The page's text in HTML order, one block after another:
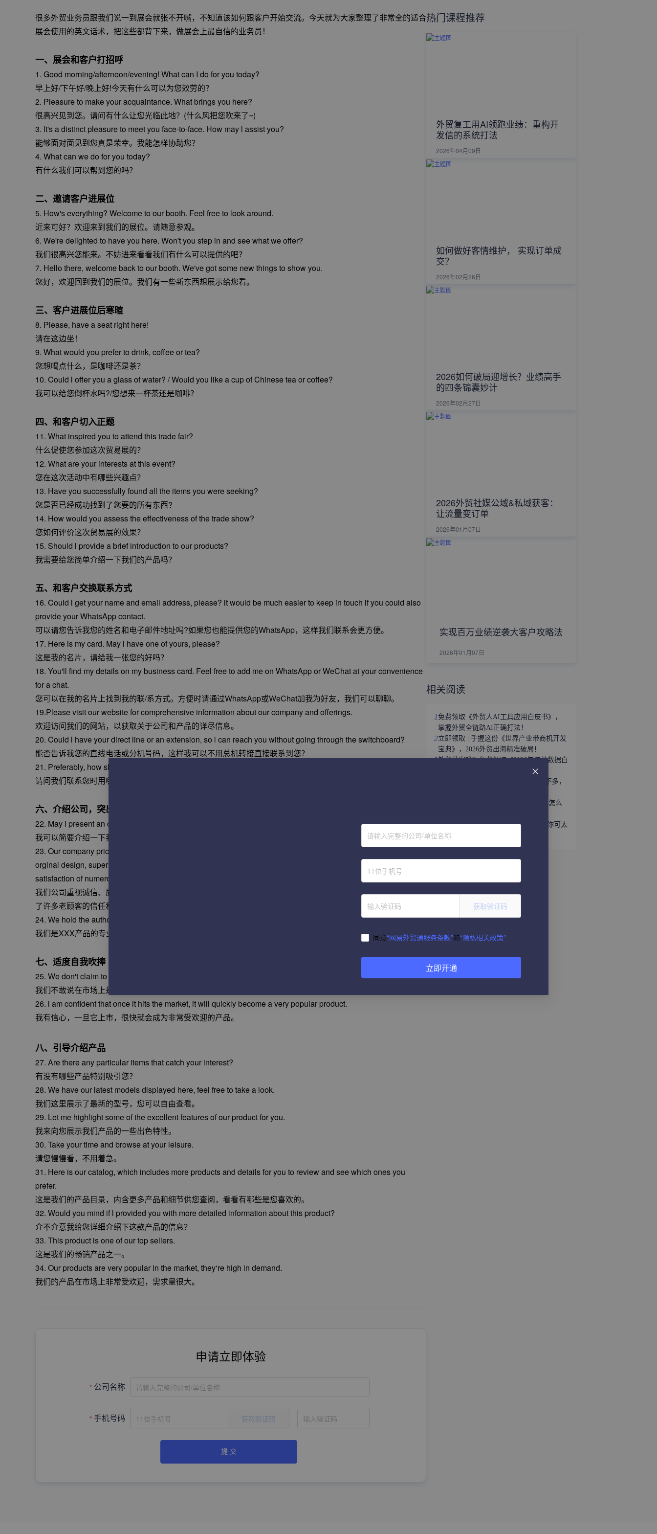
很多外贸业务员跟我们说一到展会就张不开嘴，不知道该如何跟客户开始交流。今天就为大家整理了非常全的适合
展会使用的英文话术，把这些都背下来，做展会上最自信的业务员！
一、展会和客户打招呼
1. Good morning/afternoon/evening! What can I do for you today?
早上好/下午好/晚上好!今天有什么可以为您效劳的？
2. Pleasure to make your acquaintance. What brings you here?
很高兴见到您。请问有什么让您光临此地？(什么风把您吹来了~)
3. lt's a distinct pleasure to meet you face-to-face. How may l assist you?
能够面对面见到您真是荣幸。我能怎样协助您？
4. What can we do for you today?
有什么我们可以帮到您的吗？
二、邀请客户进展位
5. How's everything? Welcome to our booth. Feel free to look around.
近来可好？欢迎来到我们的展位。请随意参观。
6. We're delighted to have you here. Won't you step in and see what we offer?
我们很高兴您能来。不妨进来看看我们有什么可以提供的吧？
7. Hello there, welcome back to our booth. We've got some new things to show you.
您好，欢迎回到我们的展位。我们有一些新东西想展示给您看。
三、客户进展位后寒暄
8. Please, have a seat right here!
请在这边坐！
9. What would you prefer to drink, coffee or tea?
您想喝点什么，是咖啡还是茶？
10. Could l offer you a glass of water? / Would you like a cup of Chinese tea or coffee?
我可以给您倒杯水吗?/您想来一杯茶还是咖啡？
四、和客户切入正题
11. What inspired you to attend this trade fair?
什么促使您参加这次贸易展的？
12. What are your interests at this event?
您在这次活动中有哪些兴趣点？
13. Have you successfully found all the items you were seeking?
您是否已经成功找到了您要的所有东西?
14. How would you assess the effectiveness of the trade show?
您如何评价这次贸易展的效果？
15. Should l provide a brief introduction to our products?
我需要给您简单介绍一下我们的产品吗？
五、和客户交换联系方式
16. Could l get your name and email address, please? lt would be much easier to keep in touch if you could also
provide your WhatsApp contact.
可以请您告诉我您的姓名和电子邮件地址吗?如果您也能提供您的WhatsApp，这样我们联系会更方便。
17. Here is my card. May l have one of yours, please?
这是我的名片，请给我一张您的好吗？
18. You'll find my details on my business card. Feel free to add me on WhatsApp or WeChat at your convenience
for a chat.
您可以在我的名片上找到我的联/系方式。方便时请通过WhatsApp或WeChat加我为好友，我们可以聊聊。
19.Please visit our website for comprehensive information about our company and offerings.
欢迎访问我们的网站，以获取关于公司和产品的详尽信息。
20. Could l have your direct line or an extension, so l can reach you without going through the switchboard?
能否告诉我您的直线电话或分机号码，这样我可以不用总机转接直接联系到您？
21. Preferably, how should we contact you - by mobile or landline?
请问我们联系您时用哪个电话号码更合适，是手机还是座机？
六、介绍公司，突出优势
22. May l present an overview of our company and the products we offer?
我可以简要介绍一下我们的公司和产品吗？
23. Our company pricioritizes commitment, quality assurance, and product safety. By sticking to our core value of
orginal design, superior quality, fair pricing, and outstanding reputation and service, we 've earned the trust and
satisfaction of numerous longstanding clients.
我们公司重视诚信、质量管理与产品安全，坚持原创设计、优质、价格公道以及卓越声誉和服务的宗旨，因此赢得
了许多老顾客的信任和满意。
24. We hold the authorization as a professional manufacturer and distributor for XXX products.
我们是XXX产品的专业制造商和授权经销商。
七、适度自我吹捧
25. We don't claim to be the least expensive in the market, but we do pride ourselves on providing good quality.
我们不敢说在市场上是价格最低的，但我们确实自信于所提供的良好品质。
26. l am confident that once it hits the market, it will quickly become a very popular product.
我有信心，一旦它上市，很快就会成为非常受欢迎的产品。
八、引导介绍产品
27. Are there any particular items that catch your interest?
有没有哪些产品特别吸引您？
28. We have our latest models displayed here, feel free to take a look.
我们这里展示了最新的型号，您可以自由查看。
29. Let me highlight some of the excellent features of our product for you.
我来向您展示我们产品的一些出色特性。
30. Take your time and browse at your leisure.
请您慢慢看，不用着急。
31. Here is our catalog, which includes more products and details for you to review and see which ones you
prefer.
这是我们的产品目录，内含更多产品和细节供您查阅，看看有哪些是您喜欢的。
32. Would you mind if l provided you with more detailed information about this product?
介不介意我给您详细介绍下这款产品的信息？
33. This product is one of our top sellers.
这是我们的畅销产品之一。
34. Our products are very popular in the market, they‘re high in demand.
我们的产品在市场上非常受欢迎，需求量很大。
申请立即体验
公司名称 请输入完整的公司/单位名称
手机号码 获取验证码
提 交
热门课程推荐
外贸复工用AI领跑业绩：重构开
发信的系统打法
2026年04月09日
如何做好客情维护， 实现订单成
交？
2026年02月26日
2026如何破局迎增长？业绩高手
的四条锦囊妙计
2026年02月27日
2026外贸社媒公域&私域获客：
让流量变订单
2026年01月07日
实现百万业绩逆袭大客户攻略法
2026年01月07日
相关阅读
1 免费领取《外贸人AI工具应用白皮书》，
掌握外贸全链路AI正确打法！
2立即领取 | 手握这份《世界产业带商机开发
宝典》，2026外贸出海精准破局！
3外贸获客难？免费领取《2026年海关数据白
皮书》，帮你轻松打破信息差！
趁着用YouTube开发外贸客户的人还不多，
听说WhatsApp做外贸很猛？让我看看怎么
6做外贸还不会给国外客户打电话？那你可太
亏了
请输入完整的公司/单位名称
获取验证码
同意“网易外贸通服务条款”和“隐私相关政策”
立即开通